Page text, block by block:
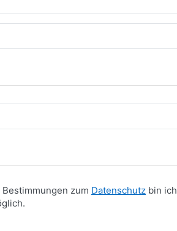
zum Datenschutz bin ich